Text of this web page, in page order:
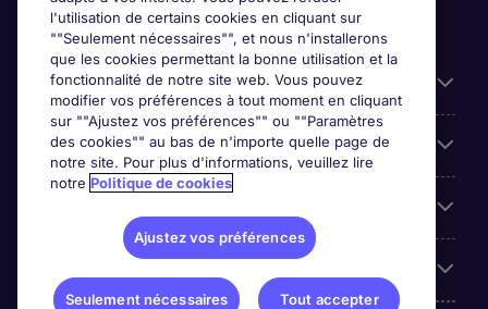
Liens utiles
Prix
l'utilisation de certains cookies en cliquant sur
""Seulement nécessaires"", et nous n'installerons
que les cookies permettant la bonne utilisation et la
fonctionnalité de notre site web. Vous pouvez
modifier vos préférences à tout moment en cliquant
sur ""Ajustez vos préférences"" ou ""Paramètres
des cookies"" au bas de n'importe quelle page de
notre site. Pour plus d'informations, veuillez lire
notre Politique de cookies
Ajustez vos préférences
Seulement nécessaires Tout accepter